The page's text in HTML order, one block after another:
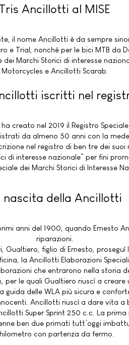
Tris Ancillotti al MISE
il nome Ancillotti è da sempre
e Trial, nonché per le bici MTB da
Marchi Storici di interesse
Motorcycles e Ancillotti Scarab.
iscritti nel
creato nel 2019 il Registro
da almeno 50 anni con la
nel registro di ben tre dei
di interesse nazionale” per fini
dei Marchi Storici di Interesse
nascita della Ancillotti
anni del 1900, quando Ernesto
riparazioni.
figlio di Ernesto, proseguì
la Ancillotti Elaborazioni
che entrarono nella storia
per le quali Gualtiero riuscì a
guida delle WLA più sicura e
Ancillotti riuscì a dare vita a
Super Sprint 250 c.c. La
ben due primati tutt’oggi
con partenza da fermo.